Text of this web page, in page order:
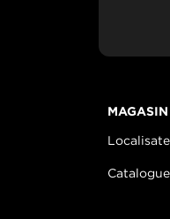
MAGASIN